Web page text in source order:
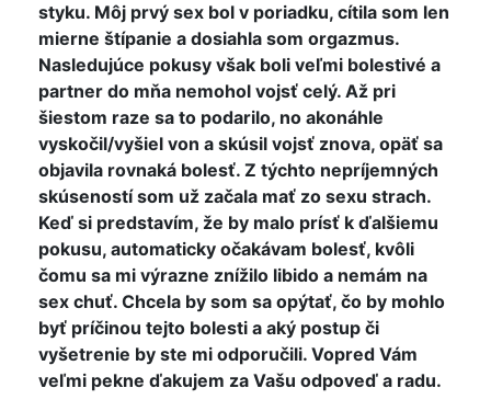
styku. Môj prvý sex bol v poriadku, cítila som len
mierne štípanie a dosiahla som orgazmus.
Nasledujúce pokusy však boli veľmi bolestivé a
partner do mňa nemohol vojsť celý. Až pri
šiestom raze sa to podarilo, no akonáhle
vyskočil/vyšiel von a skúsil vojsť znova, opäť sa
objavila rovnaká bolesť. Z týchto nepríjemných
skúseností som už začala mať zo sexu strach.
Keď si predstavím, že by malo prísť k ďalšiemu
pokusu, automaticky očakávam bolesť, kvôli
čomu sa mi výrazne znížilo libido a nemám na
sex chuť. Chcela by som sa opýtať, čo by mohlo
byť príčinou tejto bolesti a aký postup či
vyšetrenie by ste mi odporučili. Vopred Vám
veľmi pekne ďakujem za Vašu odpoveď a radu.